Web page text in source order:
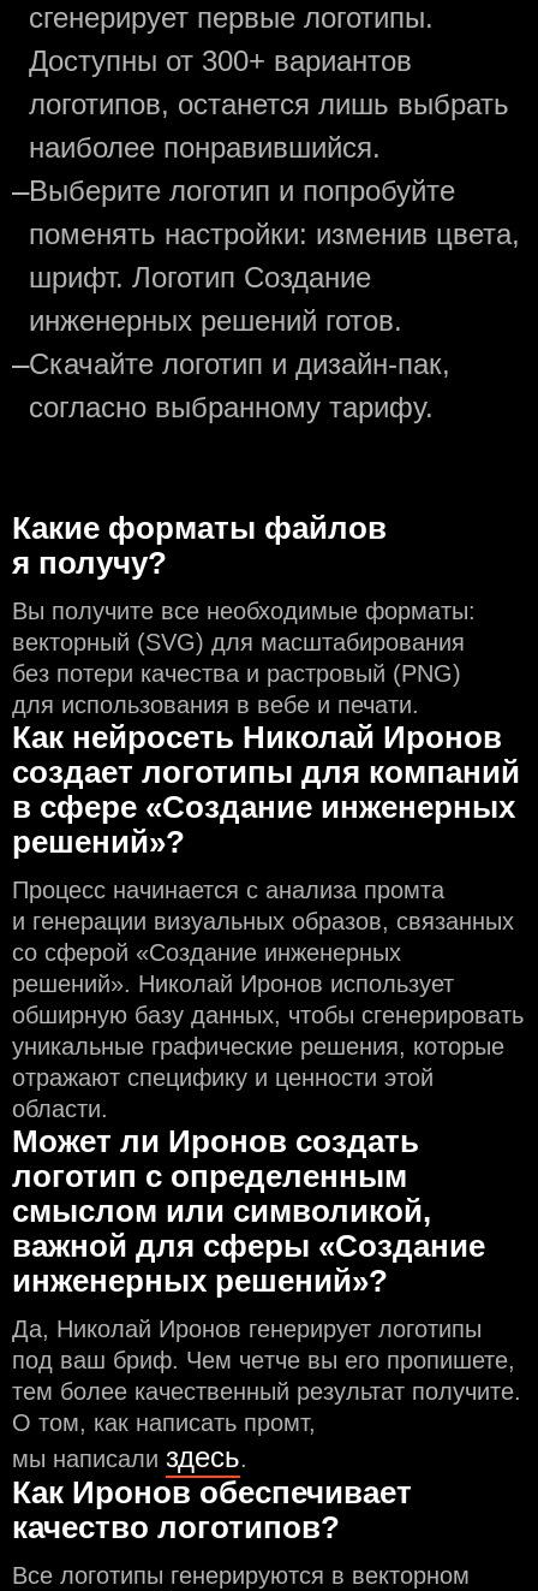
сгенерирует первые логотипы.
Доступны от 300+ вариантов
логотипов, останется лишь выбрать
наиболее понравившийся.
—Выберите логотип и попробуйте
поменять настройки: изменив цвета,
шрифт. Логотип Создание
инженерных решений готов.
—Скачайте логотип и дизайн-пак,
согласно выбранному тарифу.
Какие форматы файлов
я получу?
Вы получите все необходимые форматы:
векторный (SVG) для масштабирования
без потери качества и растровый (PNG)
для использования в вебе и печати.
Как нейросеть Николай Иронов
создаeт логотипы для компаний
в сфере «Создание инженерных
решений»?
Процесс начинается с анализа промта
и генерации визуальных образов, связанных
со сферой «Создание инженерных
решений». Николай Иронов использует
обширную базу данных, чтобы сгенерировать
уникальные графические решения, которые
отражают специфику и ценности этой
области.
Может ли Иронов создать
логотип с определeнным
смыслом или символикой,
важной для сферы «Создание
инженерных решений»?
Да, Николай Иронов генерирует логотипы
под ваш бриф. Чем чeтче вы его пропишете,
тем более качественный результат получите.
О том, как написать промт,
мы написали здесь.
Как Иронов обеспечивает
качество логотипов?
Все логотипы генерируются в векторном